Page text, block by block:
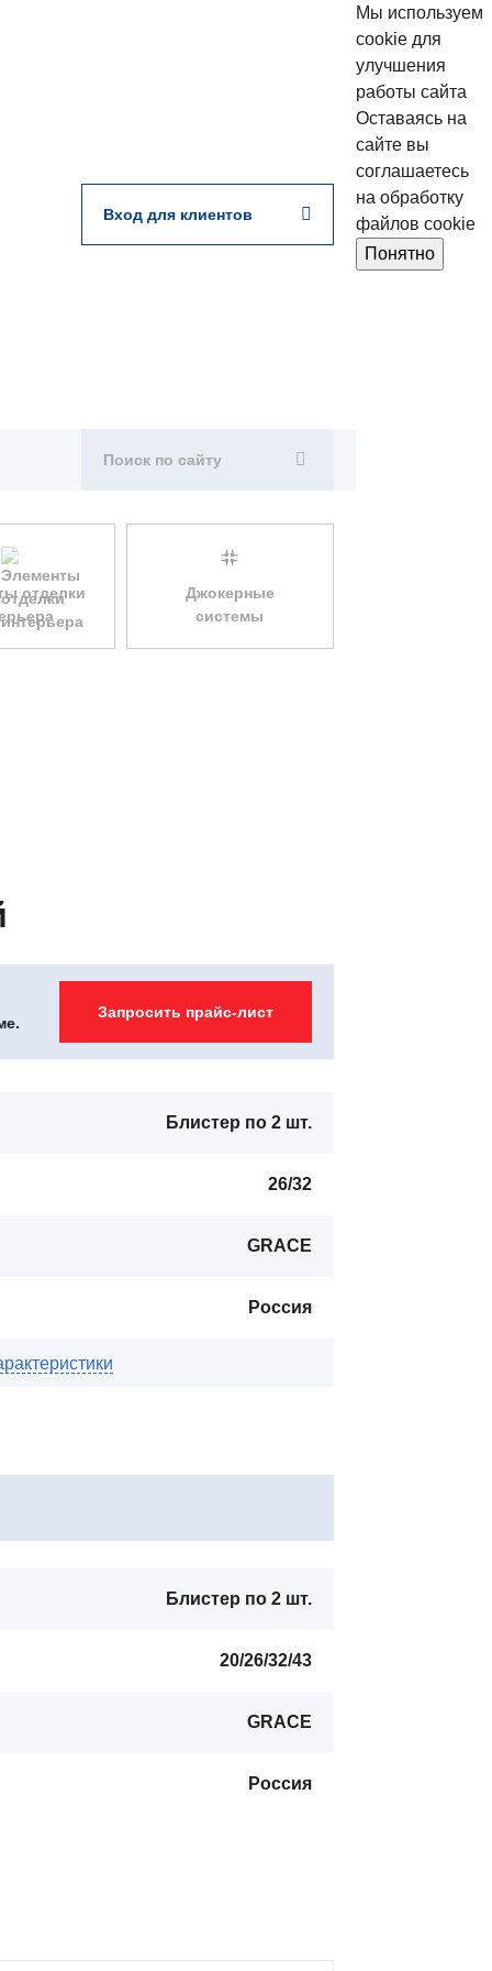
Вход для клиентов
отделки
Джокерные
системы
Запросить прайс-лист
Блистер по 2 шт.
26/32
GRACE
Россия
Блистер по 2 шт.
20/26/32/43
GRACE
Россия
Мы используем
cookie для
улучшения
работы сайта
Оставаясь на
сайте вы
соглашаетесь
на обработку
файлов cookie
Понятно